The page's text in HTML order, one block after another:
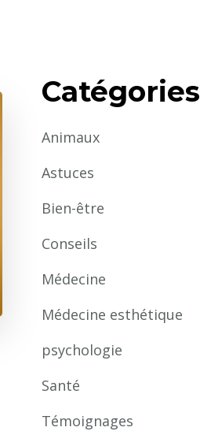
Catégories
Animaux
Astuces
Bien-être
Conseils
Médecine
Médecine esthétique
psychologie
Santé
Témoignages